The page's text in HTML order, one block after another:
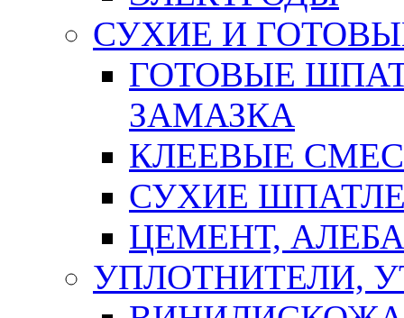
СУХИЕ И
ГОТОВЫЕ
ЗАМАЗКА
КЛЕЕВЫЕ
СУХИЕ
ЦЕМЕНТ,
УПЛОТНИТЕЛИ,